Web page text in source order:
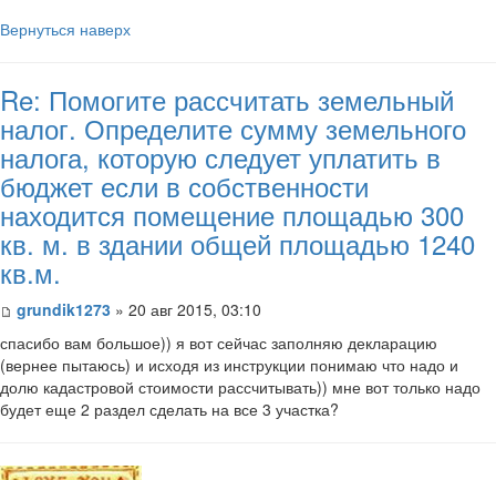
Вернуться наверх
Re: Помогите рассчитать земельный
налог. Определите сумму земельного
налога, которую следует уплатить в
бюджет если в собственности
находится помещение площадью 300
кв. м. в здании общей площадью 1240
кв.м.
grundik1273 » 20 авг 2015, 03:10
спасибо вам большое)) я вот сейчас заполняю декларацию
(вернее пытаюсь) и исходя из инструкции понимаю что надо и
долю кадастровой стоимости рассчитывать)) мне вот только надо
будет еще 2 раздел сделать на все 3 участка?